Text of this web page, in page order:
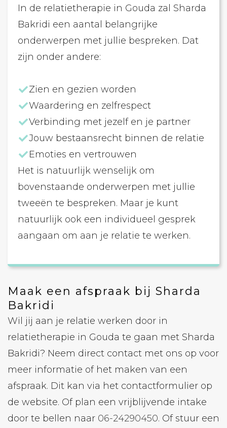
In de relatietherapie in Gouda zal Sharda
Bakridi een aantal belangrijke
onderwerpen met jullie bespreken. Dat
zijn onder andere:
Zien en gezien worden
Waardering en zelfrespect
Verbinding met jezelf en je partner
Jouw bestaansrecht binnen de relatie
Emoties en vertrouwen
Het is natuurlijk wenselijk om
bovenstaande onderwerpen met jullie
tweeën te bespreken. Maar je kunt
natuurlijk ook een individueel gesprek
aangaan om aan je relatie te werken.
Maak een afspraak bij Sharda
Bakridi
Wil jij aan je relatie werken door in
relatietherapie in Gouda te gaan met Sharda
Bakridi? Neem direct contact met ons op voor
meer informatie of het maken van een
afspraak. Dit kan via het contactformulier op
de website. Of plan een vrijblijvende intake
door te bellen naar 06-24290450. Of stuur een